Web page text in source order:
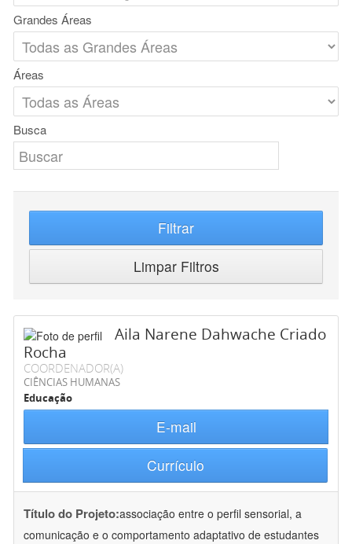
Grandes Áreas
Áreas
Busca
Filtrar
Limpar Filtros
Aila Narene Dahwache Criado
Rocha
COORDENADOR(A)
CIÊNCIAS HUMANAS
Educação
E-mail
Currículo
Título do Projeto:associação entre o perfil sensorial, a
comunicação e o comportamento adaptativo de estudantes